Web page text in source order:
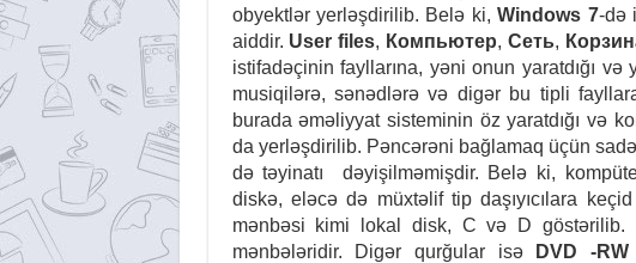
obyektlər yerləşdirilib. Belə ki,Windows 7-də
aiddir. User files, Компьютер, Сеть,
istifadəçinin fayllarına, yəni onun yaratdığı
musiqilərə, sənədlərə və digər bu tipli
burada əməliyyat sisteminin öz yaratdığı və
da yerləşdirilib. Pəncərəni bağlamaq üçün
də təyinatı dəyişilməmişdir. Belə ki,
diskə, eləcə də müxtəlif tip daşıyıcılara
mənbəsi kimi lokal disk, C və D göstərilib.
mənbələridir. Digər qurğular isə
DVD -RW